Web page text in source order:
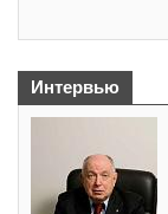
Интервью